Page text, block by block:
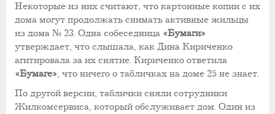
Некоторые из них считают, что картонные копии с их
дома могут продолжать снимать активные жильцы
из дома № 23. Одна собеседница «Бумаги»
утверждает, что слышала, как Дина Кириченко
агитировала за их снятие. Кириченко ответила
«Бумаге», что ничего о табличках на доме 25 не знает.
По другой версии, таблички сняли сотрудники
Жилкомсервиса, который обслуживает дом. Один из